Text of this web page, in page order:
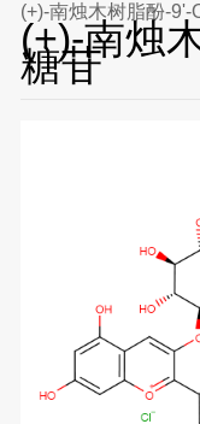
(+)-南烛木树脂酚-9'-
(+)-南烛
糖苷